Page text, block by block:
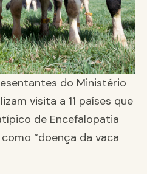
do Ministério
visita a 11 países que
de Encefalopatia
“doença da vaca